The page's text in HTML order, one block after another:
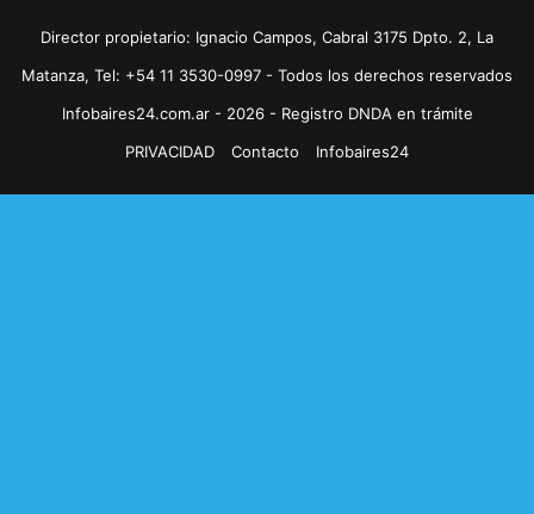
Director propietario: Ignacio Campos, Cabral 3175 Dpto. 2, La
Matanza, Tel: +54 11 3530-0997 - Todos los derechos reservados
Infobaires24.com.ar - 2026 - Registro DNDA en trámite
PRIVACIDAD
Contacto Infobaires24